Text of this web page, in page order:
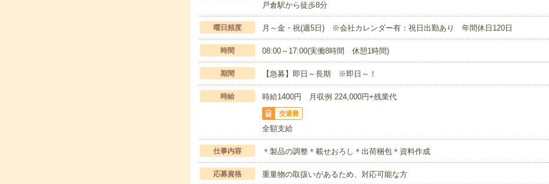
戸倉駅から徒歩8分
曜日頻度 月～金・祝(週5日) ※会社カレンダー有：祝日出勤あり 年間休日120日
時間 08:00～17:00(実働8時間 休憩1時間)
期間 【急募】即日～長期 ※即日～！
時給 時給1400円 月収例 224,000円+残業代
交通費
全額支給
仕事内容 ＊製品の調整＊載せおろし＊出荷梱包＊資料作成
応募資格 重量物の取扱いがあるため、対応可能な方